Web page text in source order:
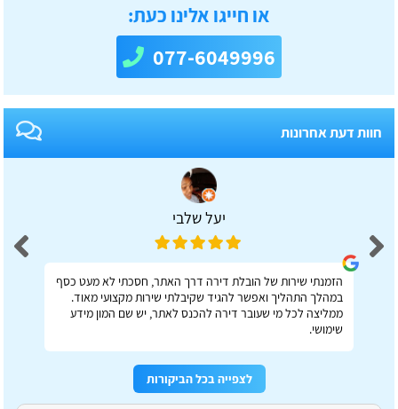
או חייגו אלינו כעת:
077-6049996
חוות דעת אחרונות
יעל שלבי
הזמנתי שירות של הובלת דירה דרך האתר, חסכתי לא מעט כסף
במהלך התהליך ואפשר להגיד שקיבלתי שירות מקצועי מאוד.
ממליצה לכל מי שעובר דירה להכנס לאתר, יש שם המון מידע
שימושי.
לצפייה בכל הביקורות